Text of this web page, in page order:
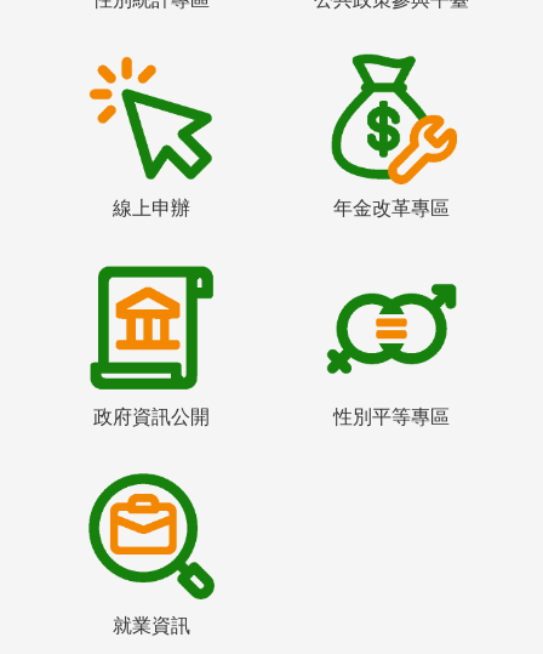
線上申辦 年金改革專區
政府資訊公開 性別平等專區
就業資訊